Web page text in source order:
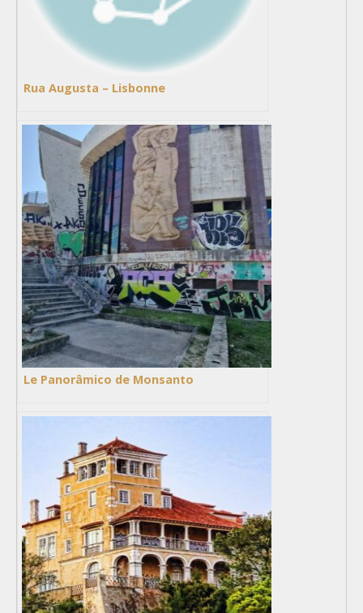
Rua Augusta – Lisbonne
Le Panorâmico de Monsanto